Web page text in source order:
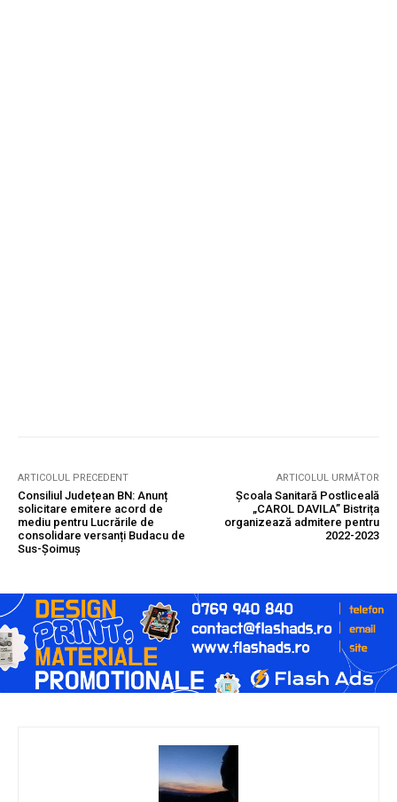
ARTICOLUL PRECEDENT
Consiliul Județean BN: Anunț
solicitare emitere acord de
mediu pentru Lucrările de
consolidare versanți Budacu de
Sus-Șoimuș
ARTICOLUL URMĂTOR
Școala Sanitară Postliceală
„CAROL DAVILA” Bistrița
organizează admitere pentru
2022-2023